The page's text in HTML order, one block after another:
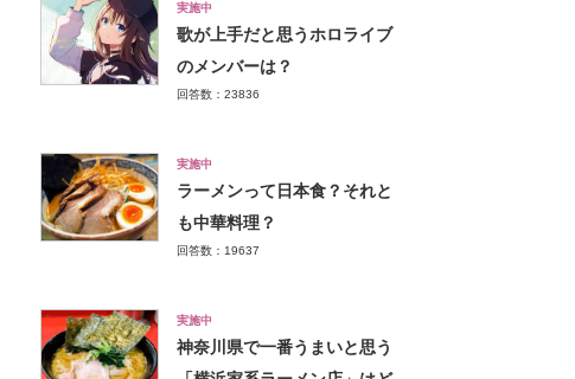
実施中
歌が上手だと思うホロライブ
のメンバーは？
回答数：23836
実施中
ラーメンって日本食？それと
も中華料理？
回答数：19637
実施中
神奈川県で一番うまいと思う